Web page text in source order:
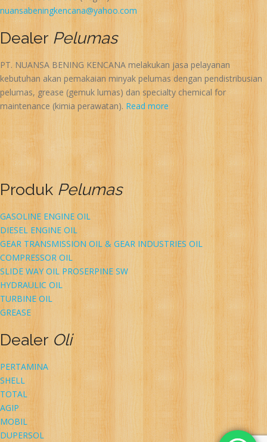
nuansabeningkencana@yahoo.com
Dealer Pelumas
PT. NUANSA BENING KENCANA melakukan jasa pelayanan
kebutuhan akan pemakaian minyak pelumas dengan pendistribusian
pelumas, grease (gemuk lumas) dan specialty chemical for
maintenance (kimia perawatan). Read more
Produk Pelumas
GASOLINE ENGINE OIL
DIESEL ENGINE OIL
GEAR TRANSMISSION OIL & GEAR INDUSTRIES OIL
COMPRESSOR OIL
SLIDE WAY OIL PROSERPINE SW
HYDRAULIC OIL
TURBINE OIL
GREASE
DealerOli
PERTAMINA
SHELL
TOTAL
AGIP
MOBIL
DUPERSOL